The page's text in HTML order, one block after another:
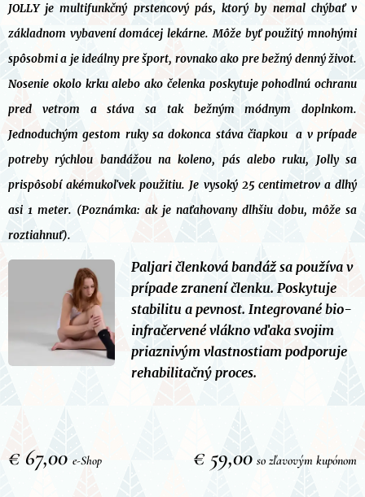
JOLLY je multifunkčný prstencový pás, ktorý by nemal chýbať v
základnom vybavení domácej lekárne. Môže byť použitý mnohými
spôsobmi a je ideálny pre šport, rovnako ako pre bežný denný život.
Nosenie okolo krku alebo ako čelenka poskytuje pohodlnú ochranu
pred vetrom a stáva sa tak bežným módnym doplnkom.
Jednoduchým gestom ruky sa dokonca stáva čiapkou a v prípade
potreby rýchlou bandážou na koleno, pás alebo ruku, Jolly sa
prispôsobí akémukoľvek použitiu. Je vysoký 25 centimetrov a dlhý
asi 1 meter. (Poznámka: ak je naťahovany dlhšiu dobu, môže sa
roztiahnuť).
Paljari členková bandáž sa používa v
prípade zranení členku. Poskytuje
stabilitu a pevnost. Integrované bio-
infračervené vlákno vďaka svojim
priaznivým vlastnostiam podporuje
rehabilitačný proces.
€ 67,00 e-Shop € 59,00 so zľavovým kupónom